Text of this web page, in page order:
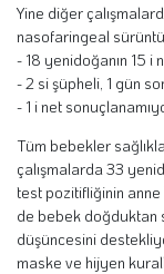
Yine diğer
nasofaringeal
- 18 yenidoğanın 15 i
- 2 si şüpheli, 1 gün
- 1 i net
Tüm bebekler
çalışmalarda 33
test pozitifliğinin
de bebek doğduktan
düşüncesini
maske ve hijyen